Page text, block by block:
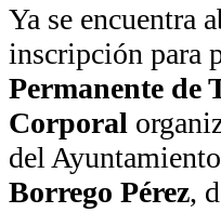
Ya se encuentra
inscripción para
Permanente de
Corporal
del
Borrego Pérez,